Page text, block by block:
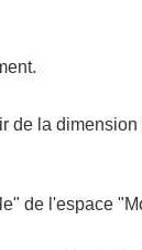
de la dimension
de l'espace